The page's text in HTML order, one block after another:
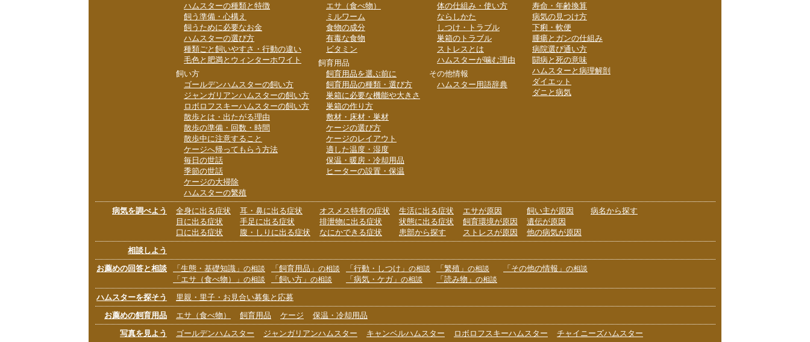
ハムスターの種類と特徴
飼う準備・心構え
飼うために必要なお金
ハムスターの選び方
種類ごと飼いやすさ・行動の違い
毛色と肥満とウィンターホワイト
飼い方
ゴールデンハムスターの飼い方
ジャンガリアンハムスターの飼い方
ロボロフスキーハムスターの飼い方
散歩とは・出たがる理由
散歩の準備・回数・時間
散歩中に注意すること
ケージへ帰ってもらう方法
毎日の世話
季節の世話
ケージの大掃除
ハムスターの繁殖
エサ（食べ物）
ミルワーム
食物の成分
有毒な食物
ビタミン
飼育用品
飼育用品を選ぶ前に
飼育用品の種類・選び方
巣箱に必要な機能や大きさ
巣箱の作り方
敷材・床材・巣材
ケージの選び方
ケージのレイアウト
適した温度・湿度
保温・暖房・冷却用品
ヒーターの設置・保温
体の仕組み・使い方
ならしかた
しつけ・トラブル
巣箱のトラブル
ストレスとは
ハムスターが噛む理由
その他情報
ハムスター用語辞典
寿命・年齢換算
病気の見つけ方
下痢・軟便
腫瘍とガンの仕組み
病院選び通い方
闘病と死の意味
ハムスターと病理解剖
ダイエット
ダニと病気
病気を調べよう
全身に出る症状
目に出る症状
口に出る症状
耳・鼻に出る症状
手足に出る症状
腹・しりに出る症状
オスメス特有の症状
排泄物に出る症状
なにかできる症状
生活に出る症状
状態に出る症状
患部から探す
エサが原因
飼育環境が原因
ストレスが原因
飼い主が原因
遺伝が原因
他の病気が原因
病名から探す
相談しよう
お薦めの回答と相談
「生態・基礎知識」 の相談
「エサ（食べ物）」 の相談
「飼育用品」 の相談
「飼い方」 の相談
「行動・しつけ」 の相談
「病気・ケガ」 の相談
「繁殖」 の相談
「読み物」 の相談
「その他の情報」 の相談
ハムスターを探そう
里親・里子・お見合い募集と応募
お薦めの飼育用品
エサ（食べ物） 飼育用品 ケージ
保温・冷却用品
写真を見よう
ゴールデンハムスター ジャンガリアンハムスター キャンベルハムスター ロボロフスキーハムスター チャイニーズハムスター